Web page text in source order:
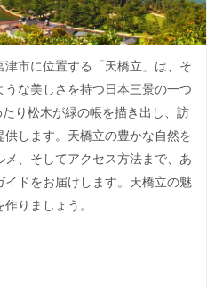
市に位置する「天橋立」は、そ
な美しさを持つ日本三景の一つ
り松木が緑の帳を描き出し、訪
します。天橋立の豊かな自然を
、そしてアクセス方法まで、あ
ドをお届けします。天橋立の魅
りましょう。